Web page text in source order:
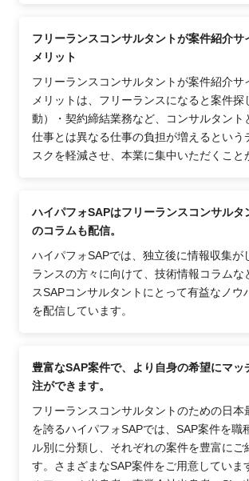
フリーランスコンサルタントが案件紹介サ
メリット
フリーランスコンサルタントが案件紹介サ
メリットは、フリーランスになると案件探
動）・契約締結業務など、コンサルタント
仕事とは異なる仕事の負担が増えるという
スクを軽減させ、本業に集中いただくこと
ハイパフォSAPはフリーランスコンサルタ
のコラムも配信。
ハイパフォSAPでは、独立後に情報収集が
ランスの方々に向けて、技術情報コラムな
スSAPコンサルタントにとって有益なノウ
を配信しています。
豊富なSAP案件で、より自身の希望にマッ
注ができます。
フリーランスコンサルタントのための日本
を誇るハイパフォSAPでは、SAP案件を職
ル別に分類し、それぞれの案件を豊富にご
す。さまざまなSAP案件をご用意していま